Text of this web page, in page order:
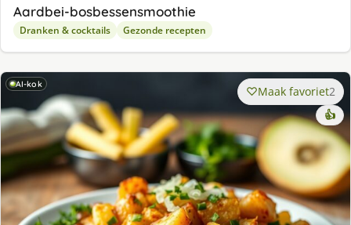
Aardbei-bosbessensmoothie
Dranken & cocktails Gezonde recepten
AI-kok Maak favoriet2
👍